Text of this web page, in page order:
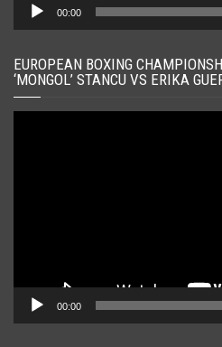
00:00
EUROPEAN BOXING
‘MONGOL’ STANCU VS ERIKA
00:00